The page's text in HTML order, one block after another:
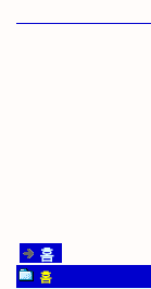
홈
홈